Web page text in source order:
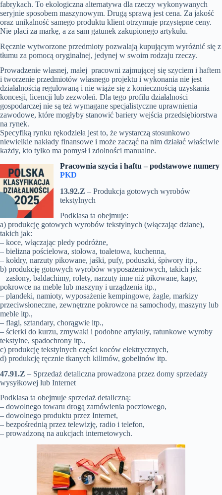
fabrykach. To ekologiczna alternatywa dla rzeczy wykonywanych
seryjnie sposobem maszynowym. Drugą sprawą jest cena. Za jakość
oraz unikalność samego produktu klient otrzymuje przystępne ceny.
Nie płaci za markę, a za sam gatunek zakupionego artykułu.
Ręcznie wytworzone przedmioty pozwalają kupującym wyróżnić się z
tłumu za pomocą oryginalnej, jedynej w swoim rodzaju rzeczy.
Prowadzenie własnej, małej pracowni zajmującej się szyciem i haftem
i tworzenie przedmiotów własnego projektu i wykonania nie jest
działalnością regulowaną i nie wiąże się z koniecznością uzyskania
koncesji, licencji lub zezwoleń. Dla tego profilu działalności
gospodarczej nie są też wymagane specjalistyczne uprawnienia
zawodowe, które mogłyby stanowić bariery wejścia przedsiębiorstwa
na rynek.
Specyfiką rynku rękodzieła jest to, że wystarczą stosunkowo
niewielkie nakłady finansowe i może zacząć na nim działać właściwie
każdy, kto tylko ma pomysł i zdolności manualne.
Pracownia szycia i haftu – podstawowe numery
PKD
13.92.Z – Produkcja gotowych wyrobów
tekstylnych
Podklasa ta obejmuje:
a) produkcję gotowych wyrobów tekstylnych (włączając dziane),
takich jak:
– koce, włączając pledy podróżne,
– bielizna pościelowa, stołowa, toaletowa, kuchenna,
– kołdry, narzuty pikowane, jaśki, pufy, poduszki, śpiwory itp.,
b) produkcję gotowych wyrobów wyposażeniowych, takich jak:
– zasłony, baldachimy, rolety, narzuty inne niż pikowane, kapy,
pokrowce na meble lub maszyny i urządzenia itp.,
– plandeki, namioty, wyposażenie kempingowe, żagle, markizy
przeciwsłoneczne, zewnętrzne pokrowce na samochody, maszyny lub
meble itp.,
– flagi, sztandary, chorągwie itp.,
– ścierki do kurzu, zmywaki i podobne artykuły, ratunkowe wyroby
tekstylne, spadochrony itp.,
c) produkcję tekstylnych części koców elektrycznych,
d) produkcję ręcznie tkanych kilimów, gobelinów itp.
47.91.Z – Sprzedaż detaliczna prowadzona przez domy sprzedaży
wysyłkowej lub Internet
Podklasa ta obejmuje sprzedaż detaliczną:
– dowolnego towaru drogą zamówienia pocztowego,
– dowolnego produktu przez Internet,
– bezpośrednią przez telewizję, radio i telefon,
– prowadzoną na aukcjach internetowych.